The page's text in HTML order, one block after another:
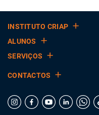
INSTITUTO CRIAP
ALUNOS
SERVIÇOS
CONTACTOS